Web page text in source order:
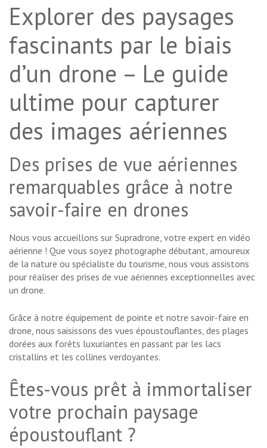
Explorer des paysages
fascinants par le biais
d’un drone – Le guide
ultime pour capturer
des images aériennes
Des prises de vue aériennes
remarquables grâce à notre
savoir-faire en drones
Nous vous accueillons sur Supradrone, votre expert en vidéo
aérienne ! Que vous soyez photographe débutant, amoureux
de la nature ou spécialiste du tourisme, nous vous assistons
pour réaliser des prises de vue aériennes exceptionnelles avec
un drone.
Grâce à notre équipement de pointe et notre savoir-faire en
drone, nous saisissons des vues époustouflantes, des plages
dorées aux forêts luxuriantes en passant par les lacs
cristallins et les collines verdoyantes.
Êtes-vous prêt à immortaliser
votre prochain paysage
époustouflant ?